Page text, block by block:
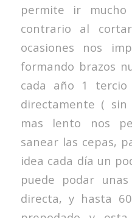
permite ir
contrario al
ocasiones nos
formando brazos
cada año 1
directamente ( sin
mas lento nos
sanear las cepas,
idea cada día un
puede podar
directa, y hasta